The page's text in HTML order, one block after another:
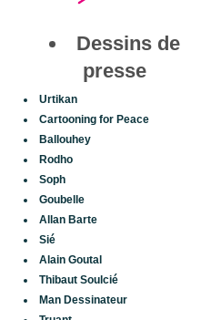
Dessins de
presse
Urtikan
Cartooning for Peace
Ballouhey
Rodho
Soph
Goubelle
Allan Barte
Sié
Alain Goutal
Thibaut Soulcié
Man Dessinateur